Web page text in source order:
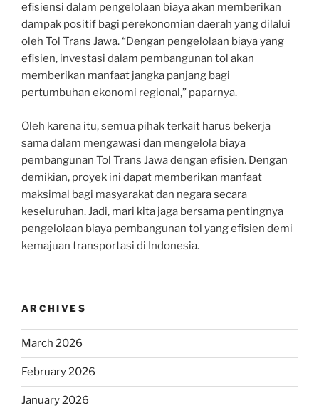
efisiensi dalam pengelolaan biaya akan memberikan
dampak positif bagi perekonomian daerah yang dilalui
oleh Tol Trans Jawa. “Dengan pengelolaan biaya yang
efisien, investasi dalam pembangunan tol akan
memberikan manfaat jangka panjang bagi
pertumbuhan ekonomi regional,” paparnya.
Oleh karena itu, semua pihak terkait harus bekerja
sama dalam mengawasi dan mengelola biaya
pembangunan Tol Trans Jawa dengan efisien. Dengan
demikian, proyek ini dapat memberikan manfaat
maksimal bagi masyarakat dan negara secara
keseluruhan. Jadi, mari kita jaga bersama pentingnya
pengelolaan biaya pembangunan tol yang efisien demi
kemajuan transportasi di Indonesia.
ARCHIVES
March 2026
February 2026
January 2026